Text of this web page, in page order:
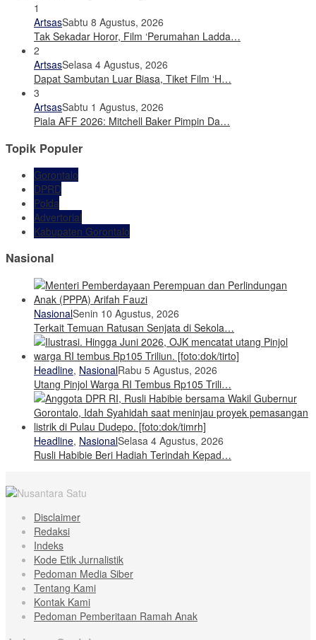
1
ArtsasSabtu 8 Agustus, 2026
Tak Sekadar Horor, Film ‘Perumahan Ladda…
2
ArtsasSelasa 4 Agustus, 2026
Dapat Sambutan Luar Biasa, Tiket Film ‘H…
3
ArtsasSabtu 1 Agustus, 2026
Piala AFF 2026: Mitchell Baker Pimpin Da…
Topik Populer
Gorontalo
DPRD
Polda
Advertorial
Kabupaten Gorontalo
Nasional
NasionalSenin 10 Agustus, 2026
Terkait Temuan Ratusan Senjata di Sekola…
Headline, NasionalRabu 5 Agustus, 2026
Utang Pinjol Warga RI Tembus Rp105 Trili…
Headline, NasionalSelasa 4 Agustus, 2026
Rusli Habibie Beri Hadiah Terindah Kepad…
Disclaimer
Redaksi
Indeks
Kode Etik Jurnalistik
Pedoman Media Siber
Tentang Kami
Kontak Kami
Pedoman Pemberitaan Ramah Anak